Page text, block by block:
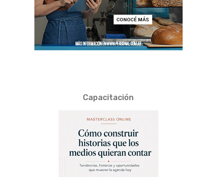
Capacitación